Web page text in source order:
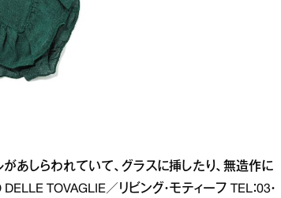
あしらわれていて、グラスに挿したり、無造作に
TOVAGLIE／リビング・モティーフ TEL：03・